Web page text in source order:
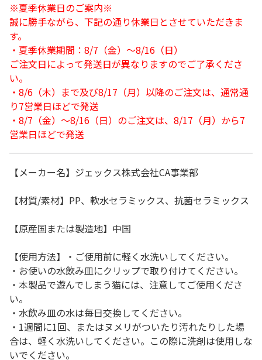
※夏季休業日のご案内※
誠に勝手ながら、下記の通り休業日とさせていただきま
す。
・夏季休業期間：8/7（金）～8/16（日）
ご注文日によって発送日が異なりますのでご了承くださ
い。
・8/6（木）まで及び8/17（月）以降のご注文は、通常通
り7営業日ほどで発送
・8/7（金）～8/16（日）のご注文は、8/17（月）から7
営業日ほどで発送
【メーカー名】ジェックス株式会社CA事業部
【材質/素材】PP、軟水セラミックス、抗菌セラミックス
【原産国または製造地】中国
【使用方法】・ご使用前に軽く水洗いしてください。
・お使いの水飲み皿にクリップで取り付けてください。
・本製品で遊んでしまう猫には、注意してご使用くださ
い。
・水飲み皿の水は毎日交換してください。
・1週間に1回、またはヌメリがついたり汚れたりした場
合は、軽く水洗いしてください。この際に洗剤は使用しな
いでください。